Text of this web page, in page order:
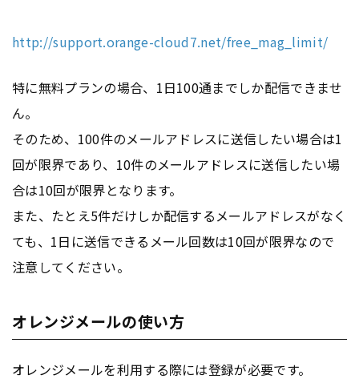
http://support.orange-cloud7.net/free_mag_limit/
特に無料プランの場合、1日100通までしか配信できませ
ん。
そのため、100件のメールアドレスに送信したい場合は1
回が限界であり、10件のメールアドレスに送信したい場
合は10回が限界となります。
また、たとえ5件だけしか配信するメールアドレスがなく
ても、1日に送信できるメール回数は10回が限界なので
注意してください。
オレンジメールの使い方
オレンジメールを利用する際には登録が必要です。